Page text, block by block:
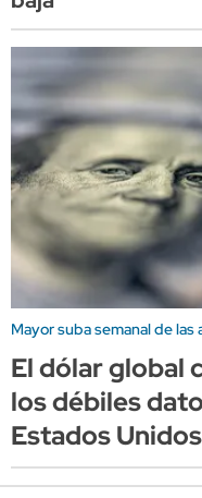
Mayor suba semanal de
El dólar global
los débiles
Estados Unidos